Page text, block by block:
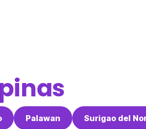
Palawan Surigao del